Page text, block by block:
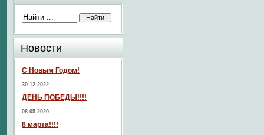
Новости
С Новым Годом!
30.12.2022
ДЕНЬ ПОБЕДЫ!!!!
08.05.2020
8 марта!!!!